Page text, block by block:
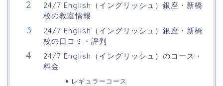
24/7 English（イングリッシュ）銀座・新橋
校の教室情報
24/7 English（イングリッシュ）銀座・新橋
校の口コミ・評判
24/7 English（イングリッシュ）のコース・
料金
レギュラーコース